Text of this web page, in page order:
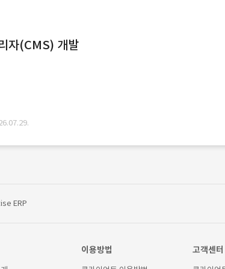
자(CMS) 개발
ERP
이용방법 고객센터